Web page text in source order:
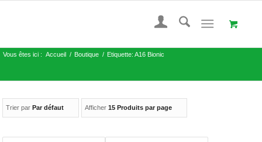
Vous êtes ici : Accueil / Boutique / Etiquette: A16 Bionic
Trier par Par défaut Afficher15 Produits par page